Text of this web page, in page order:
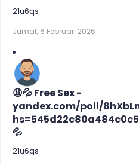
21u6qs
Jumat, 6 Februari 2026
😩💦 Free Sex -
yandex.com/poll/
💦
21u6qs